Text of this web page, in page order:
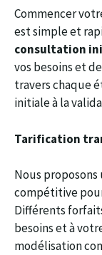
Commencer
est simple et
consultation
vos besoins et
travers chaque
initiale à la
Tarification
Nous
compétitive
Différents
besoins et à
modélisation